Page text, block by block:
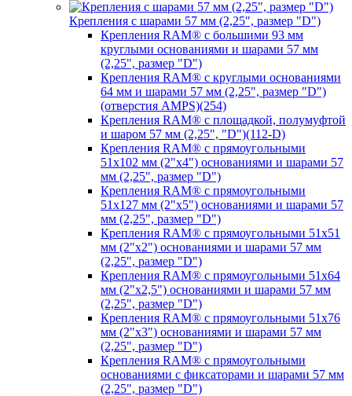
Крепления с шарами 57 мм (2,25", размер "D")
Крепления RAM® с большими 93 мм
круглыми основаниями и шарами 57 мм
(2,25", размер "D")
Крепления RAM® с круглыми основаниями
64 мм и шарами 57 мм (2,25", размер "D")
(отверстия AMPS)(254)
Крепления RAM® с площадкой, полумуфтой
и шаром 57 мм (2,25", "D")(112-D)
Крепления RAM® с прямоугольными
51х102 мм (2"х4") основаниями и шарами 57
мм (2,25", размер "D")
Крепления RAM® с прямоугольными
51х127 мм (2"х5") основаниями и шарами 57
мм (2,25", размер "D")
Крепления RAM® с прямоугольными 51х51
мм (2"х2") основаниями и шарами 57 мм
(2,25", размер "D")
Крепления RAM® с прямоугольными 51х64
мм (2"х2,5") основаниями и шарами 57 мм
(2,25", размер "D")
Крепления RAM® с прямоугольными 51х76
мм (2"х3") основаниями и шарами 57 мм
(2,25", размер "D")
Крепления RAM® с прямоугольными
основаниями с фиксаторами и шарами 57 мм
(2,25", размер "D")